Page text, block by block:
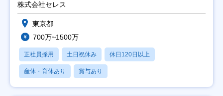
株式会社セレス
東京都
700万~1500万
正社員採用 土日祝休み 休日120日以上
産休・育休あり 賞与あり